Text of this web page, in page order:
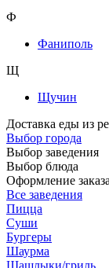
Ф
Фаниполь
Щ
Щучин
Доставка еды из
Выбор города
Выбор заведения
Выбор блюда
Оформление заказа
Все заведения
Пицца
Суши
Бургеры
Шаурма
Шашлыки/гриль